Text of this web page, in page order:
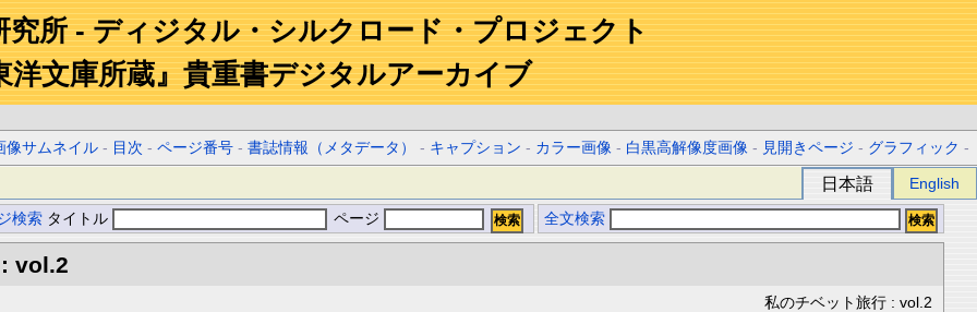
究所 - ディジタル・シルクロード・プロジェクト
洋文庫所蔵』貴重書デジタルアーカイブ
像サムネイル - 目次 -ページ番号 -書誌情報（メタデータ） - キャプション - カラー画像 - 白黒高解像度画像 - 見開きページ - グラフィック -
日本語 English
検索 タイトル ページ 全文検索
vol.2
私のチベット旅行 : vol.2